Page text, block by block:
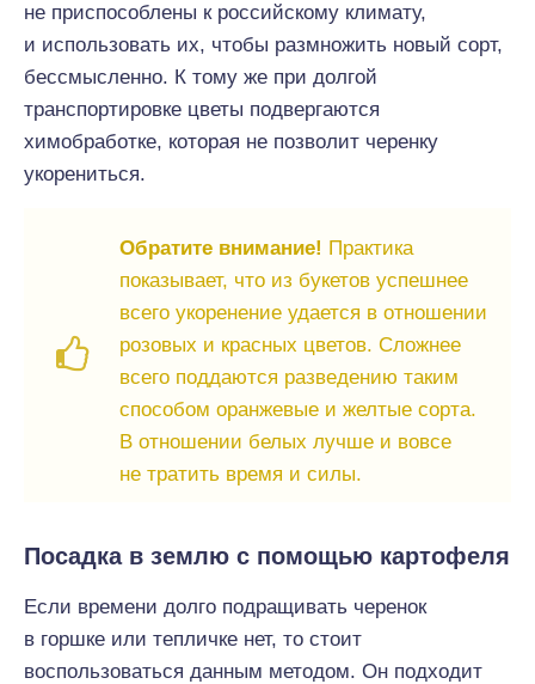
не приспособлены к российскому климату,
и использовать их, чтобы размножить новый сорт,
бессмысленно. К тому же при долгой
транспортировке цветы подвергаются
химобработке, которая не позволит черенку
укорениться.
Обратите внимание! Практика
показывает, что из букетов успешнее
всего укоренение удается в отношении
розовых и красных цветов. Сложнее
всего поддаются разведению таким
способом оранжевые и желтые сорта.
В отношении белых лучше и вовсе
не тратить время и силы.
Посадка в землю с помощью картофеля
Если времени долго подращивать черенок
в горшке или тепличке нет, то стоит
воспользоваться данным методом. Он подходит